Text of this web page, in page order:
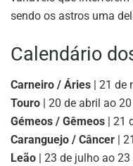
sendo os astros uma
Calendário
Carneiro / Áries | 21 de
Touro | 20 de abril ao
Gémeos / Gêmeos | 21
Caranguejo / Câncer |
Leão | 23 de julho ao 23